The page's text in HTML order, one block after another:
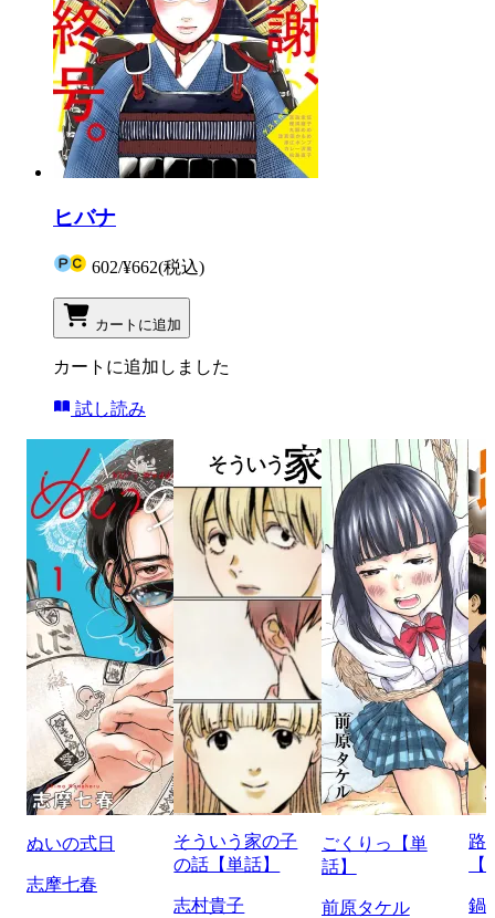
ヒバナ
602/¥662(税込)
カートに追加
カートに追加しました
試し読み
ぬいの式日
志摩七春
そういう家の子
の話【単話】
志村貴子
ごくりっ【単
話】
前原タケル
路
鍋